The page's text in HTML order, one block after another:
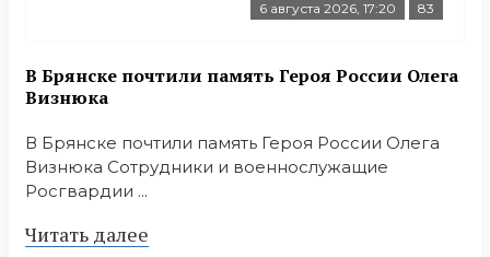
6 августа 2026, 17:20 83
В Брянске почтили память Героя России Олега
Визнюка
В Брянске почтили память Героя России Олега
Визнюка Сотрудники и военнослужащие
Росгвардии ...
Читать далее